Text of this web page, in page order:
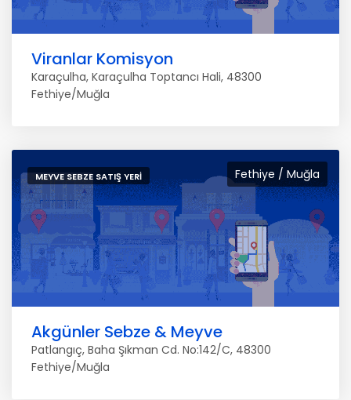
Viranlar Komisyon
Karaçulha, Karaçulha Toptancı Hali, 48300
Fethiye/Muğla
Fethiye / Muğla
MEYVE SEBZE SATIŞ YERI
Akgünler Sebze & Meyve
Patlangıç, Baha Şıkman Cd. No:142/C, 48300
Fethiye/Muğla